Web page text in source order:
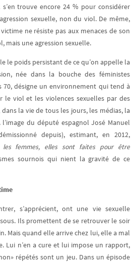
trouve encore 24 % pour considérer
sexuelle, non du viol. De même,
ne résiste pas aux menaces de son
mais une agression sexuelle.
le poids persistant de ce qu’on appelle la
née dans la bouche des féministes
70, désigne un environnement qui tend à
le viol et les violences sexuelles par des
la vie de tous les jours, les médias, la
du député espagnol José Manuel
depuis), estimant, en 2012,
les femmes, elles sont faites pour être
sournois qui nient la gravité de ce
s’apprécient, ont une vie sexuelle
Ils promettent de se retrouver le soir
Mais quand elle arrive chez lui, elle a mal
Lui n’en a cure et lui impose un rapport,
répétés sont un jeu. Dans un épisode